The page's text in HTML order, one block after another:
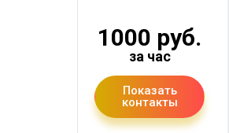
1000 руб.
за час
Показать
контакты